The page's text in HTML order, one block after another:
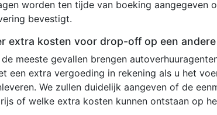
worden ten tijde van boeking aangegeven
bevestigt.
extra kosten voor drop-off op een
meeste gevallen brengen
een extra vergoeding in rekening als u het
We zullen duidelijk aangeven of de
of welke extra kosten kunnen ontstaan op